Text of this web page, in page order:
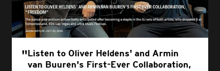
Listen to Oliver Heldens' and Armin
van Buuren's First-Ever Collaboration,